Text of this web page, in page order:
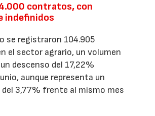
contratos, con
indefinidos
se registraron 104.905
el sector agrario, un volumen
descenso del 17,22%
aunque representa un
3,77% frente al mismo mes